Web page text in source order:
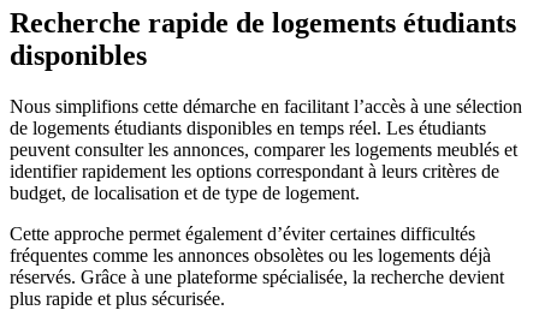
Recherche rapide de logements étudiants
disponibles
Nous simplifions cette démarche en facilitant l’accès à une sélection
de logements étudiants disponibles en temps réel. Les étudiants
peuvent consulter les annonces, comparer les logements meublés et
identifier rapidement les options correspondant à leurs critères de
budget, de localisation et de type de logement.
Cette approche permet également d’éviter certaines difficultés
fréquentes comme les annonces obsolètes ou les logements déjà
réservés. Grâce à une plateforme spécialisée, la recherche devient
plus rapide et plus sécurisée.